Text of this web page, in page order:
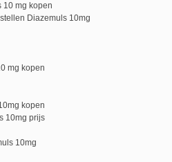
10 mg kopen
Diazemuls 10mg
mg kopen
kopen
10mg prijs
10mg